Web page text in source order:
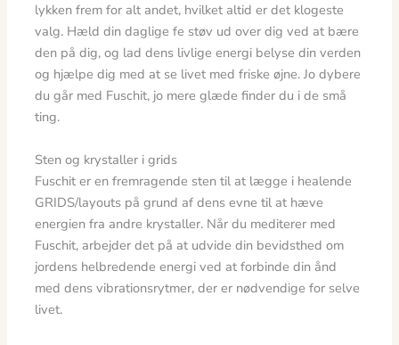
lykken frem for alt andet, hvilket altid er det klogeste
valg. Hæld din daglige fe støv ud over dig ved at bære
den på dig, og lad dens livlige energi belyse din verden
og hjælpe dig med at se livet med friske øjne. Jo dybere
du går med Fuschit, jo mere glæde finder du i de små
ting.
Sten og krystaller i grids
Fuschit er en fremragende sten til at lægge i healende
GRIDS/layouts på grund af dens evne til at hæve
energien fra andre krystaller. Når du mediterer med
Fuschit, arbejder det på at udvide din bevidsthed om
jordens helbredende energi ved at forbinde din ånd
med dens vibrationsrytmer, der er nødvendige for selve
livet.